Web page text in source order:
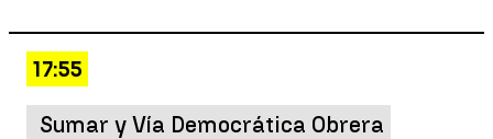
17:55
Sumar y Vía Democrática Obrera